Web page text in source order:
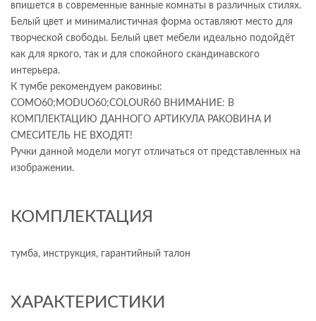
впишется в современные ванные комнаты в различных стилях.
Белый цвет и минималистичная форма оставляют место для
творческой свободы. Белый цвет мебели идеально подойдёт
как для яркого, так и для спокойного скандинавского
интерьера.
К тумбе рекомендуем раковины:
СOMO60;MODUO60;COLOUR60 ВНИМАНИЕ: В
КОМПЛЕКТАЦИЮ ДАННОГО АРТИКУЛА РАКОВИНА И
СМЕСИТЕЛЬ НЕ ВХОДЯТ!
Ручки данной модели могут отличаться от представленных на
изображении.
КОМПЛЕКТАЦИЯ
тумба, инструкция, гарантийный талон
ХАРАКТЕРИСТИКИ